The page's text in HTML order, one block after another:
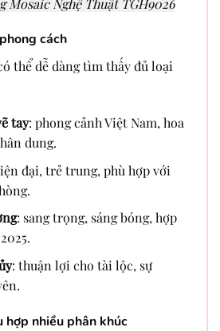
cách
thể dễ dàng tìm thấy đủ loại
tay: phong cảnh Việt Nam, hoa
dung.
đại, trẻ trung, phù hợp với
: sang trọng, sáng bóng, hợp
: thuận lợi cho tài lộc, sự
hợp nhiều phân khúc